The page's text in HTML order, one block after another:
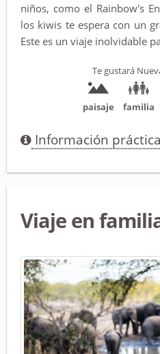
niños, como el Rainbow's
los kiwis te espera con un
Este es un viaje inolvidable
Te gustará
paisaje familia
Información práctica
Viaje en